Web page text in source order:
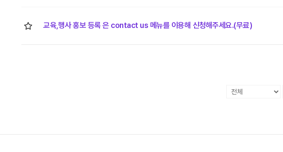
교육,행사 홍보 등록 은 contact us 메뉴를 이용해 신청해주세요.(무료)